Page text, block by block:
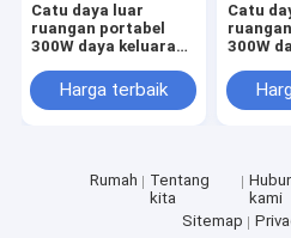
Catu daya luar
ruangan portabel
300W daya keluaran
catu daya
penyimpanan energi
Harga terbaik
Catu
300W
catu
Rumah
Tentang
kita
kami
Sitemap